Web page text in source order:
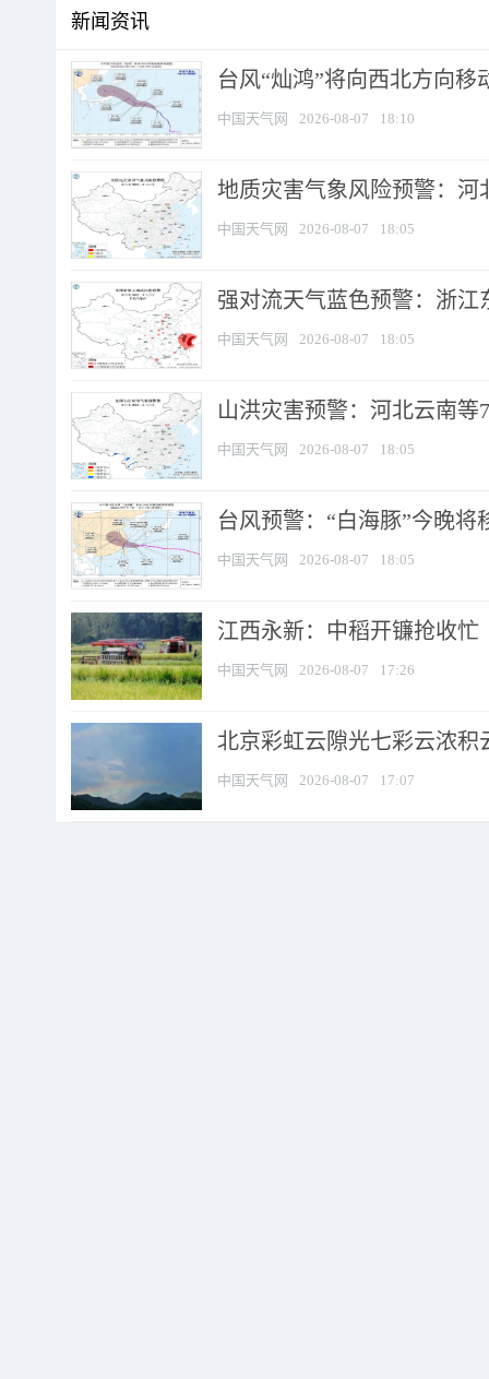
新闻资讯
台风“灿鸿”将向西北方向移
中国天气网 2026-08-07 18:10
地质灾害气象风险预警：河
中国天气网 2026-08-07 18:05
强对流天气蓝色预警：浙江
中国天气网 2026-08-07 18:05
山洪灾害预警：河北云南
中国天气网 2026-08-07 18:05
台风预警：“白海豚”今晚将
中国天气网 2026-08-07 18:05
江西永新：中稻开镰抢收忙
中国天气网 2026-08-07 17:26
北京彩虹云隙光七彩云浓积
中国天气网 2026-08-07 17:07